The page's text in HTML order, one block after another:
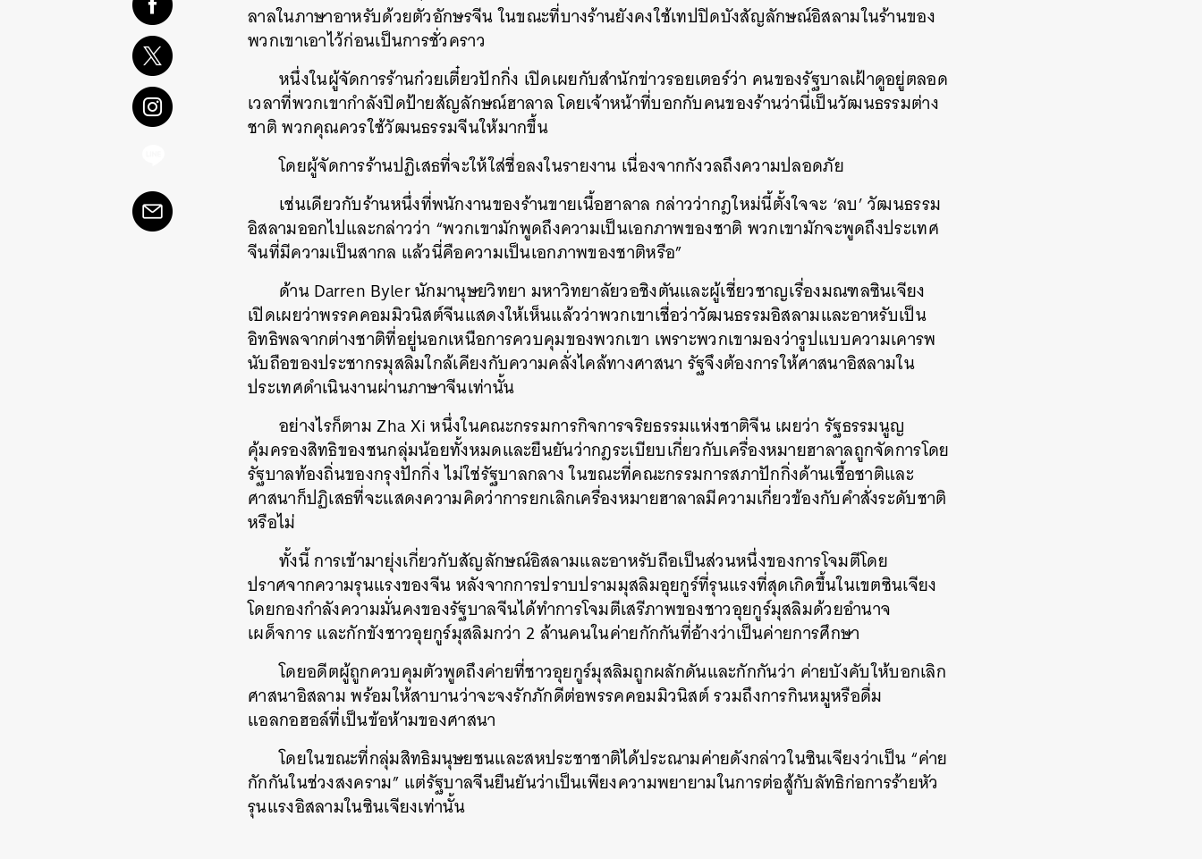
ลาลในภาษาอาหรับด้วยตัวอักษรจีน ในขณะที่บางร้านยังคงใช้เทปปิดบังสัญลักษณ์อิสลามในร้านของ
พวกเขาเอาไว้ก่อนเป็นการชั่วคราว
หนึ่งในผู้จัดการร้านก๋วยเตี๋ยวปักกิ่ง เปิดเผยกับสำนักข่าวรอยเตอร์ว่า คนของรัฐบาลเฝ้าดูอยู่ตลอด
เวลาที่พวกเขากำลังปิดป้ายสัญลักษณ์ฮาลาล โดยเจ้าหน้าที่บอกกับคนของร้านว่านี่เป็นวัฒนธรรมต่าง
ชาติ พวกคุณควรใช้วัฒนธรรมจีนให้มากขึ้น
โดยผู้จัดการร้านปฏิเสธที่จะให้ใส่ชื่อลงในรายงาน เนื่องจากกังวลถึงความปลอดภัย
เช่นเดียวกับร้านหนึ่งที่พนักงานของร้านขายเนื้อฮาลาล กล่าวว่ากฎใหม่นี้ตั้งใจจะ ‘ลบ’ วัฒนธรรม
อิสลามออกไปและกล่าวว่า “พวกเขามักพูดถึงความเป็นเอกภาพของชาติ พวกเขามักจะพูดถึงประเทศ
จีนที่มีความเป็นสากล แล้วนี่คือความเป็นเอกภาพของชาติหรือ”
ด้าน Darren Byler นักมานุษยวิทยา มหาวิทยาลัยวอชิงตันและผู้เชี่ยวชาญเรื่องมณฑลซินเจียง
เปิดเผยว่าพรรคคอมมิวนิสต์จีนแสดงให้เห็นแล้วว่าพวกเขาเชื่อว่าวัฒนธรรมอิสลามและอาหรับเป็น
อิทธิพลจากต่างชาติที่อยู่นอกเหนือการควบคุมของพวกเขา เพราะพวกเขามองว่ารูปแบบความเคารพ
นับถือของประชากรมุสลิมใกล้เคียงกับความคลั่งไคล้ทางศาสนา รัฐจึงต้องการให้ศาสนาอิสลามใน
ประเทศดำเนินงานผ่านภาษาจีนเท่านั้น
อย่างไรก็ตาม Zha Xi หนึ่งในคณะกรรมการกิจการจริยธรรมแห่งชาติจีน เผยว่า รัฐธรรมนูญ
คุ้มครองสิทธิของชนกลุ่มน้อยทั้งหมดและยืนยันว่ากฎระเบียบเกี่ยวกับเครื่องหมายฮาลาลถูกจัดการโดย
รัฐบาลท้องถิ่นของกรุงปักกิ่ง ไม่ใช่รัฐบาลกลาง ในขณะที่คณะกรรมการสภาปักกิ่งด้านเชื้อชาติและ
ศาสนาก็ปฏิเสธที่จะแสดงความคิดว่าการยกเลิกเครื่องหมายฮาลาลมีความเกี่ยวข้องกับคำสั่งระดับชาติ
หรือไม่
ทั้งนี้ การเข้ามายุ่งเกี่ยวกับสัญลักษณ์อิสลามและอาหรับถือเป็นส่วนหนึ่งของการโจมตีโดย
ปราศจากความรุนแรงของจีน หลังจากการปราบปรามมุสลิมอุยกูร์ที่รุนแรงที่สุดเกิดขึ้นในเขตซินเจียง
โดยกองกำลังความมั่นคงของรัฐบาลจีนได้ทำการโจมตีเสรีภาพของชาวอุยกูร์มุสลิมด้วยอำนาจ
เผด็จการ และกักขังชาวอุยกูร์มุสลิมกว่า 2 ล้านคนในค่ายกักกันที่อ้างว่าเป็นค่ายการศึกษา
โดยอดีตผู้ถูกควบคุมตัวพูดถึงค่ายที่ชาวอุยกูร์มุสลิมถูกผลักดันและกักกันว่า ค่ายบังคับให้บอกเลิก
ศาสนาอิสลาม พร้อมให้สาบานว่าจะจงรักภักดีต่อพรรคคอมมิวนิสต์ รวมถึงการกินหมูหรือดื่ม
แอลกอฮอล์ที่เป็นข้อห้ามของศาสนา
โดยในขณะที่กลุ่มสิทธิมนุษยชนและสหประชาชาติได้ประณามค่ายดังกล่าวในซินเจียงว่าเป็น “ค่าย
กักกันในช่วงสงคราม” แต่รัฐบาลจีนยืนยันว่าเป็นเพียงความพยายามในการต่อสู้กับลัทธิก่อการร้ายหัว
รุนแรงอิสลามในซินเจียงเท่านั้น
ค้นหา